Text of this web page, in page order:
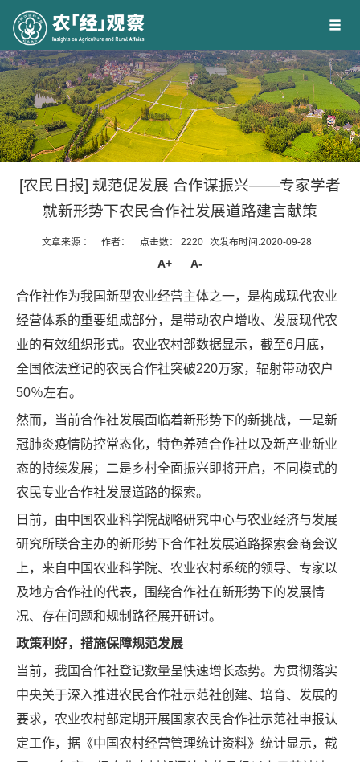
[农民日报] 规范促发展 合作谋振兴——专家学者
就新形势下农民合作社发展道路建言献策
文章来源 ： 作者： 点击数： 2220 次发布时间:2020-09-28
A+ A-
合作社作为我国新型农业经营主体之一，是构成现代农业
经营体系的重要组成部分，是带动农户增收、发展现代农
业的有效组织形式。农业农村部数据显示，截至6月底，
全国依法登记的农民合作社突破220万家，辐射带动农户
50％左右。
然而，当前合作社发展面临着新形势下的新挑战，一是新
冠肺炎疫情防控常态化，特色养殖合作社以及新产业新业
态的持续发展；二是乡村全面振兴即将开启，不同模式的
农民专业合作社发展道路的探索。
日前，由中国农业科学院战略研究中心与农业经济与发展
研究所联合主办的新形势下合作社发展道路探索会商会议
上，来自中国农业科学院、农业农村系统的领导、专家以
及地方合作社的代表，围绕合作社在新形势下的发展情
况、存在问题和规制路径展开研讨。
政策利好，措施保障规范发展
当前，我国合作社登记数量呈快速增长态势。为贯彻落实
中央关于深入推进农民合作社示范社创建、培育、发展的
要求，农业农村部定期开展国家农民合作社示范社申报认
定工作，据《中国农村经营管理统计资料》统计显示，截